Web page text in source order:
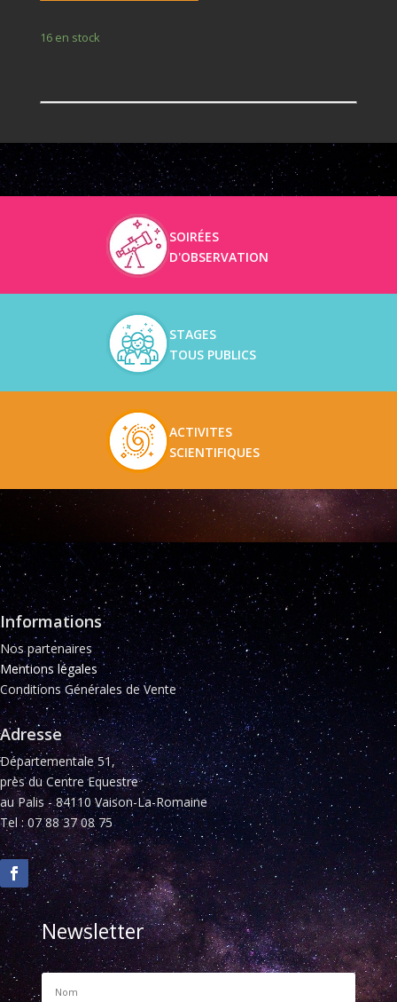
16 en stock
SOIRÉES
D'OBSERVATION
STAGES
TOUS PUBLICS
ACTIVITES
SCIENTIFIQUES
Informations
Nos partenaires
Mentions légales
Conditions Générales de Vente
Adresse
Départementale 51,
près du Centre Equestre
au Palis - 84110 Vaison-La-Romaine
Tel : 07 88 37 08 75
Newsletter